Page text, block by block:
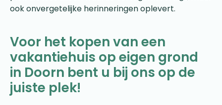
ook onvergetelijke herinneringen oplevert.
Voor het kopen van een
vakantiehuis op eigen grond
in Doorn bent u bij ons op de
juiste plek!